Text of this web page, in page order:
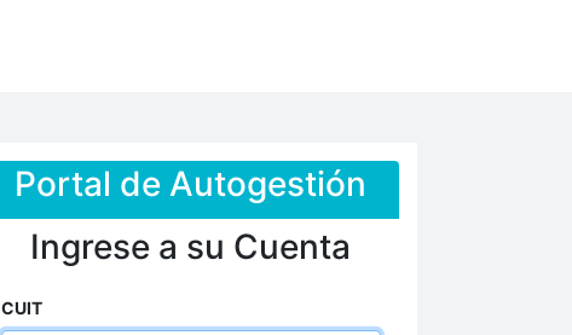
Portal de Autogestión
Ingrese a su Cuenta
CUIT